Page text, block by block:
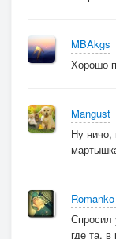
MBAkgs
Хорошо
Mangust
Ну ничо,
Спросил
где та,